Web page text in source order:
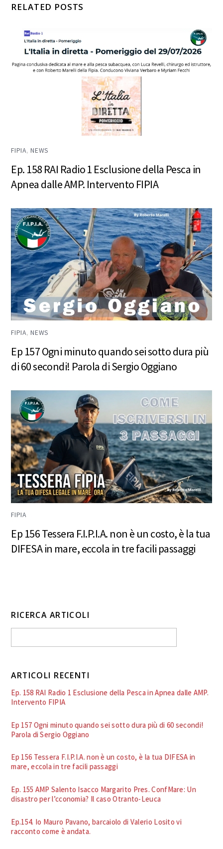
RELATED POSTS
FIPIA,NEWS
Ep. 158 RAI Radio 1 Esclusione della Pesca in
Apnea dalle AMP. Intervento FIPIA
FIPIA,NEWS
Ep 157 Ogni minuto quando sei sotto dura più
di 60 secondi! Parola di Sergio Oggiano
FIPIA
Ep 156 Tessera F.I.P.I.A. non è un costo, è la tua
DIFESA in mare, eccola in tre facili passaggi
RICERCA ARTICOLI
ARTICOLI RECENTI
Ep. 158 RAI Radio 1 Esclusione della Pesca in Apnea dalle AMP.
Intervento FIPIA
Ep 157 Ogni minuto quando sei sotto dura più di 60 secondi!
Parola di Sergio Oggiano
Ep 156 Tessera F.I.P.I.A. non è un costo, è la tua DIFESA in
mare, eccola in tre facili passaggi
Ep. 155 AMP Salento Isacco Margarito Pres. ConfMare: Un
disastro per l’cconomia? Il caso Otranto-Leuca
Ep.154. Io Mauro Pavano, barcaiolo di Valerio Losito vi
racconto come è andata.